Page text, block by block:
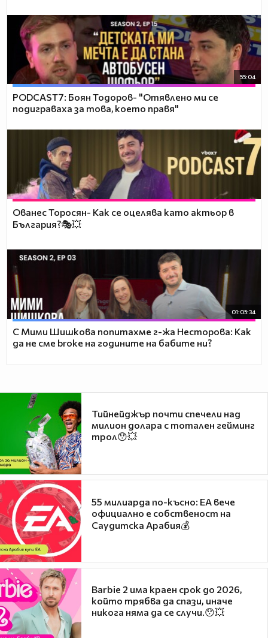
55:04
PODCAST7: ‪Боян Тодоров- "Отявлено ми се
подиграваха за това, което правя"
Ованес Торосян- Как се оцелява като актьор в
България?🎭💥
01:05:34
С Мими Шишкова попитахме г-жа Несторова: Как
да не сме broke на годините на бабите ни?
Тийнейджър почти спечели над
милион долара с тотален гейминг
трол😯💥
55 милиарда по-късно: EA вече
официално е собственост на
Саудитска Арабия💰
Barbie 2 има краен срок до 2026,
който трябва да спази, иначе
никога няма да се случи.😯💥